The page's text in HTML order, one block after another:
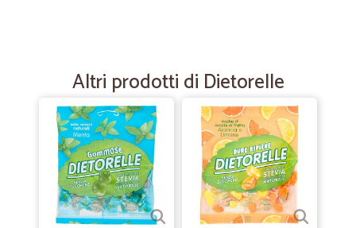
23/05/2022
—Domenico P.
Ancora una volta ottima esperienza d'acquisto
Esperienza d'acquisto ancora una volta molto positiva, facile utilizzo
del sito, prezzi sostanzialmente convenienti tenendo conto della
situazione generale, ottimi tempi di consegna e cura nella
predisposizione dei contenitori soprattutto per i prodotti freschi.
Altri prodotti di Dietorelle